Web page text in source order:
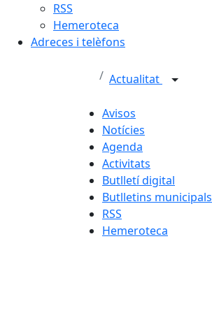
RSS
Hemeroteca
Adreces i telèfons
Actualitat
Avisos
Notícies
Agenda
Activitats
Butlletí digital
Butlletins municipals
RSS
Hemeroteca